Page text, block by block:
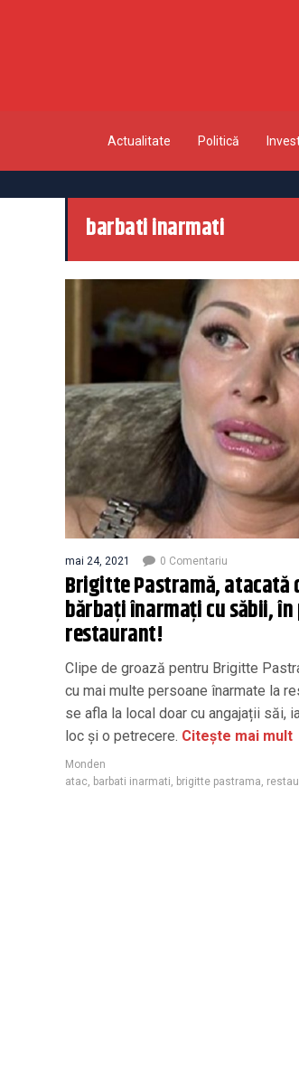
Actualitate Politică
barbati inarmati
mai 24, 2021 0 Comentariu
Brigitte Pastramă, atacată
bărbați înarmați cu săbii,
restaurant!
Clipe de groază pentru Brigitte
cu mai multe persoane înarmate la
se afla la local doar cu angajații săi,
loc și o petrecere. Citește mai mult
Monden
atac
barbati inarmati brigitte pastrama